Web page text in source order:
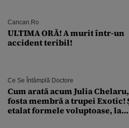
Cancan.ro
ULTIMA ORĂ! A murit într-un
accident teribil!
Ce Se Întâmplă Doctore
Cum arată acum Julia Chelaru,
fosta membră a trupei Exotic! Și-a
etalat formele voluptoase, la